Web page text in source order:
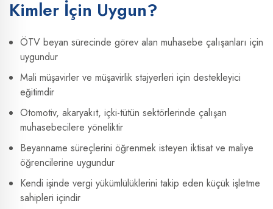
Kimler İçin Uygun?
ÖTV beyan sürecinde görev alan muhasebe çalışanları için
uygundur
Mali müşavirler ve müşavirlik stajyerleri için destekleyici
eğitimdir
Otomotiv, akaryakıt, içki-tütün sektörlerinde çalışan
muhasebecilere yöneliktir
Beyanname süreçlerini öğrenmek isteyen iktisat ve maliye
öğrencilerine uygundur
Kendi işinde vergi yükümlülüklerini takip eden küçük işletme
sahipleri içindir